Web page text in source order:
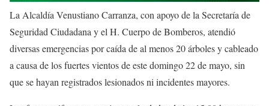
La Alcaldía Venustiano Carranza, con apoyo de la Secretaría de
Seguridad Ciudadana y el H. Cuerpo de Bomberos, atendió
diversas emergencias por caída de al menos 20 árboles y cableado
a causa de los fuertes vientos de este domingo 22 de mayo, sin
que se hayan registrados lesionados ni incidentes mayores.